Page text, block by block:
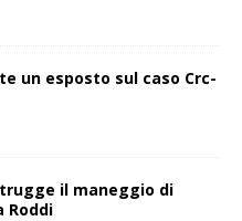
un esposto sul caso Crc-
il maneggio di
Roddi